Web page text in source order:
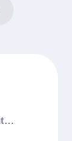
Ruxandra Maria | Content Creator